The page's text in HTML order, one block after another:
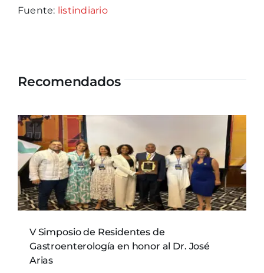
Fuente: listindiario
Recomendados
V Simposio de Residentes de
Gastroenterología en honor al Dr. José
Arias